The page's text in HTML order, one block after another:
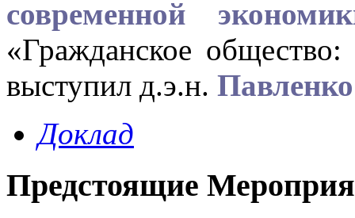
современной
«Гражданское
выступил д.э.н.
Доклад
Предстоящие